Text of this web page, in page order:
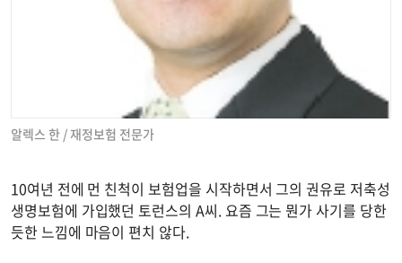
알렉스 한 / 재정보험 전문가
10여년 전에 먼 친척이 보험업을 시작하면서 그의 권유로 저축성
생명보험에 가입했던 토런스의 A씨. 요즘 그는 뭔가 사기를 당한
듯한 느낌에 마음이 편치 않다.